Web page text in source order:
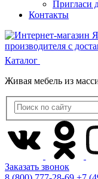
Гарантия
Контакты
Живая мебель из